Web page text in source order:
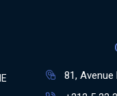
81, Avenue